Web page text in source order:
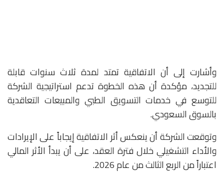
وأشارت إلى أن الاتفاقية تمتد لمدة ثلاث سنوات قابلة
للتجديد، مؤكدة أن هذه الخطوة تدعم استراتيجية الشركة
للتوسع في خدمات التسويق الطبي والمبيعات التعاقدية
بالسوق السعودي.
وتوقعت الشركة أن ينعكس أثر الاتفاقية إيجاباً على الإيرادات
والأداء التشغيلي خلال فترة العقد، على أن يبدأ الأثر المالي
اعتباراً من الربع الثالث من عام 2026.